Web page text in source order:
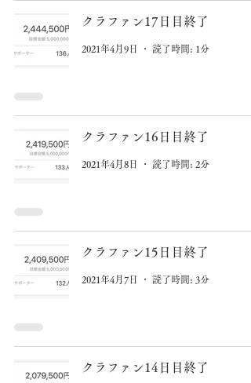
クラファン17日目終了
2021年4月9日 読了時間: 1分
クラファン16日目終了
2021年4月8日 読了時間: 2分
クラファン15日目終了
2021年4月7日 読了時間: 3分
クラファン14日目終了